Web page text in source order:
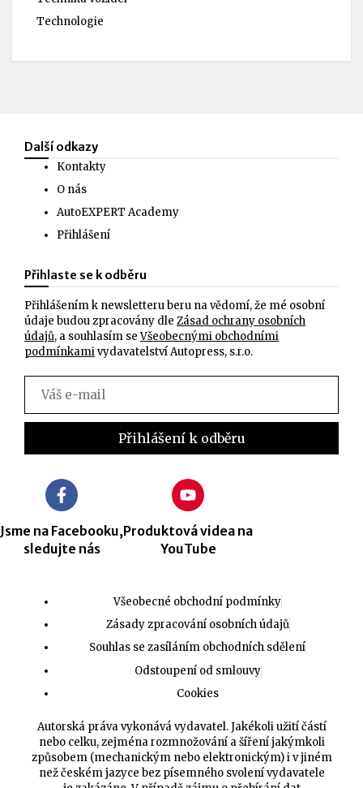
Technologie
Další odkazy
Kontakty
O nás
AutoEXPERT Academy
Přihlášení
Přihlaste se k odběru
Přihlášením k newsletteru beru na vědomí, že mé osobní
údaje budou zpracovány dle Zásad ochrany osobních
údajů, a souhlasím seVšeobecnými obchodními
podmínkamivydavatelství Autopress, s.r.o.
Jsme na Facebooku,
sledujte nás
Produktová videa na
YouTube
Všeobecné obchodní podmínky
Zásady zpracování osobních údajů
Souhlas se zasíláním obchodních sdělení
Odstoupení od smlouvy
Cookies
Autorská práva vykonává vydavatel. Jakékoli užití částí
nebo celku, zejména rozmnožování a šíření jakýmkoli
způsobem (mechanickým nebo elektronickým) i v jiném
než českém jazyce bez písemného svolení vydavatele